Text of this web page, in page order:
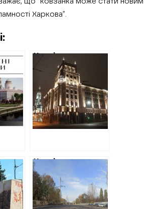
Харкова”.
Харківська
міськрада
витратить майже
2,5 мільйони на
піар своєї
діяльності на
радіо
ще
Харківська
міськрада уклала
три договори на
112 мільйонів
щодо ремонту